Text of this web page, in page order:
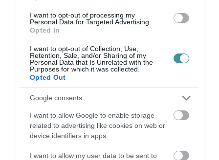
I want to opt-out of processing my
Personal Data for Targeted Advertising.
Opted In
I want to opt-out of Collection, Use,
Retention, Sale, and/or Sharing of my
Personal Data that Is Unrelated with the
Purposes for which it was collected.
Opted Out
Google consents
I want to allow Google to enable storage
related to advertising like cookies on web or
device identifiers in apps.
I want to allow my user data to be sent to
az A5-ös sztrádát Horvátországban, így egy
gyorsforgalmi kapcsolat jöhet létre a két
ország között. Az A5-ös autópálya közvetlenül
csatlakozik a magyarországi M6-oshoz.
Amint ez fizikailag megtörténik, bizonyosan
fizetőssé válik az M6-os horvát határig futó
szakasza is.
Indexkép: Getty Images